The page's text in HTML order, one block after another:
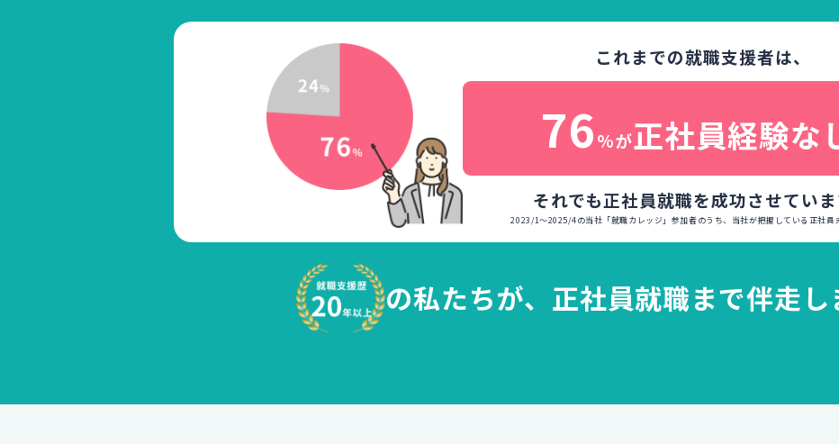
これまでの就職支援者は、
76%が正社員経験な
それでも正社員就職を成功させてい
2023/1～2025/4の当社「就職カレッジ」参加者のうち、当社が把握している正社員
の私たちが、 正社員就職まで伴走し